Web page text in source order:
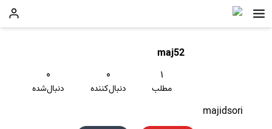
maj52
۱
مطلب
۰
دنبال‌کننده
۰
دنبال‌شده
majidsori